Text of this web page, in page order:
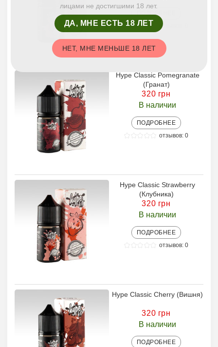
ПОДРОБНЕЕ
отзывов: 0
Hype Classic Pomegranate
(Гранат)
320 грн
В наличии
ПОДРОБНЕЕ
отзывов: 0
Hype Classic Strawberry
(Клубника)
320 грн
В наличии
ПОДРОБНЕЕ
отзывов: 0
Hype Classic Cherry (Вишня)
320 грн
В наличии
ПОДРОБНЕЕ
лицами не достигшими 18 лет.
ДА, МНЕ ЕСТЬ 18 ЛЕТ
НЕТ, МНЕ МЕНЬШЕ 18 ЛЕТ